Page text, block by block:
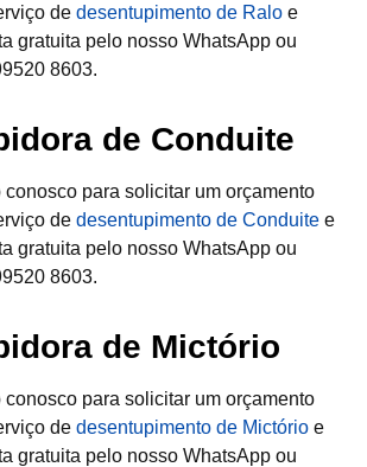
de desentupimento de Ralo e
gratuita pelo nosso WhatsApp ou
8603.
de Conduite
conosco para solicitar um orçamento
de desentupimento de Conduite e
gratuita pelo nosso WhatsApp ou
8603.
de Mictório
conosco para solicitar um orçamento
de desentupimento de Mictório e
gratuita pelo nosso WhatsApp ou